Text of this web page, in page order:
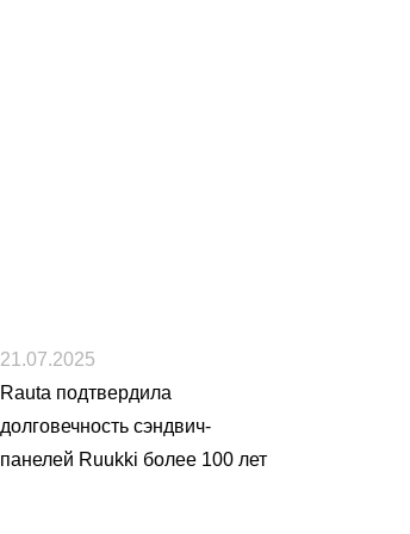
21.07.2025
Rauta подтвердила
долговечность сэндвич-
панелей Ruukki более 100 лет